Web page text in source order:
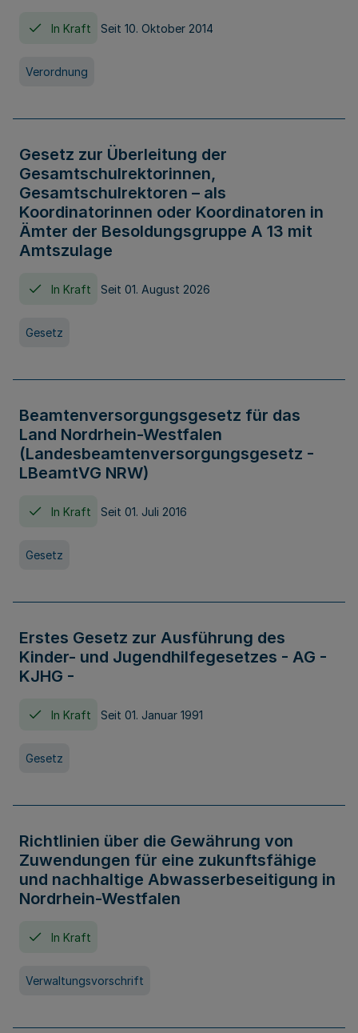
In Kraft Seit 10. Oktober 2014
Verordnung
Gesetz zur Überleitung der
Gesamtschulrektorinnen,
Gesamtschulrektoren – als
Koordinatorinnen oder Koordinatoren in
Ämter der Besoldungsgruppe A 13 mit
Amtszulage
In Kraft Seit 01. August 2026
Gesetz
Beamtenversorgungsgesetz für das
Land Nordrhein-Westfalen
(Landesbeamtenversorgungsgesetz -
LBeamtVG NRW)
In Kraft Seit 01. Juli 2016
Gesetz
Erstes Gesetz zur Ausführung des
Kinder- und Jugendhilfegesetzes - AG -
KJHG -
In Kraft Seit 01. Januar 1991
Gesetz
Richtlinien über die Gewährung von
Zuwendungen für eine zukunftsfähige
und nachhaltige Abwasserbeseitigung in
Nordrhein-Westfalen
In Kraft
Verwaltungsvorschrift